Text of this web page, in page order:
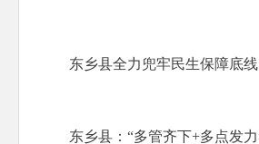
东乡县全力兜牢民生保障底线